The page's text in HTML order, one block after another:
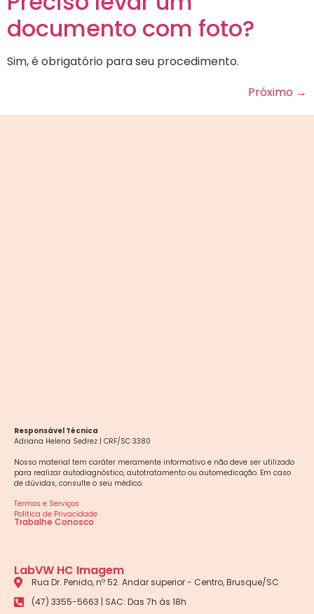
documento com foto?
Sim, é obrigatório para seu procedimento.
Próximo →
Responsável Técnica
Adriana Helena Sedrez | CRF/SC 3380
Nosso material tem caráter meramente informativo e não deve ser utilizado
para realizar autodiagnóstico, autotratamento ou automedicação. Em caso
de dúvidas, consulte o seu médico.
Termos e Serviços
Política de Privacidade
Trabalhe Conosco
LabVW HC Imagem
Rua Dr. Penido, nº 52. Andar superior - Centro, Brusque/SC
(47) 3355-5663 | SAC: Das 7h às 18h